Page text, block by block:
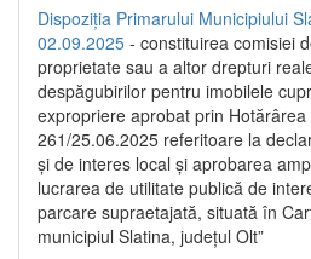
Dispoziția Primarului Municipiului
02.09.2025 - constituirea comisiei
proprietate sau a altor drepturi
despăgubirilor pentru imobilele
expropriere aprobat prin Hotărârea
261/25.06.2025 referitoare la
și de interes local și aprobarea
lucrarea de utilitate publică de
parcare supraetajată, situată în
municipiul Slatina, județul Olt”